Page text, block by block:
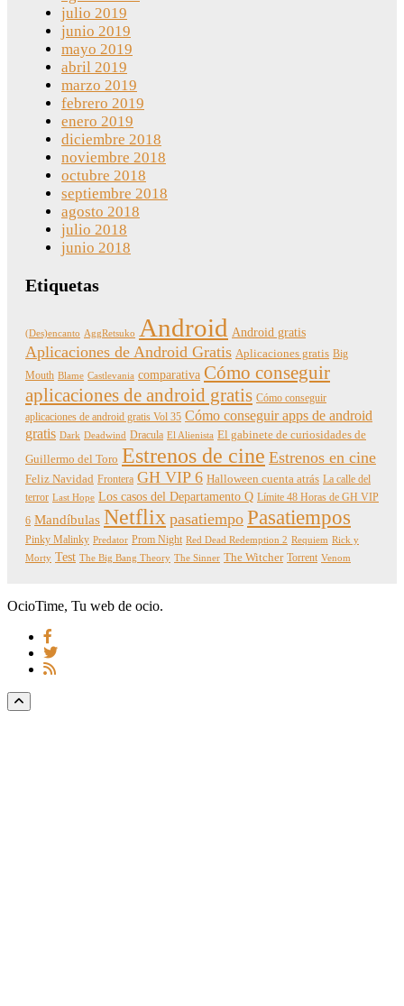
julio 2019
junio 2019
mayo 2019
abril 2019
marzo 2019
febrero 2019
enero 2019
diciembre 2018
noviembre 2018
octubre 2018
septiembre 2018
agosto 2018
julio 2018
junio 2018
Etiquetas
(Des)encanto AggRetsuko Android Android gratis
Aplicaciones de Android Gratis Aplicaciones gratis Big
Mouth Blame Castlevania comparativa Cómo conseguir
aplicaciones de android gratis Cómo conseguir
aplicaciones de android gratis Vol 35 Cómo conseguir apps de android
gratis Dark Deadwind Dracula El Alienista El gabinete de curiosidades de
Guillermo del Toro Estrenos de cine Estrenos en cine
Feliz Navidad Frontera GH VIP 6 Halloween cuenta atrás La calle del
terror Last Hope Los casos del Departamento Q Límite 48 Horas de GH VIP
6 Mandíbulas Netflix pasatiempo Pasatiempos
Pinky Malinky Predator Prom Night Red Dead Redemption 2 Requiem Rick y
Morty Test The Big Bang Theory The Sinner The Witcher Torrent Venom
OcioTime, Tu web de ocio.